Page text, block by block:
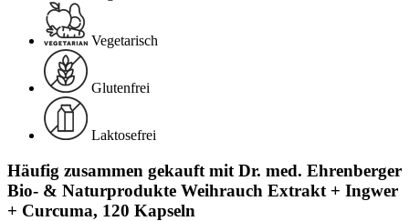
Vegetarisch
Glutenfrei
Laktosefrei
Häufig zusammen gekauft mit Dr. med. Ehrenberger
Bio- & Naturprodukte Weihrauch Extrakt + Ingwer
+ Curcuma, 120 Kapseln